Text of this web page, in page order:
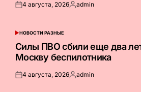
Опубликовано
4 августа, 2026Запись
admin
ОПУБЛИКОВАНО
НОВОСТИ РАЗНЫЕ
Силы ПВО сбили еще два
Москву беспилотника
Опубликовано
4 августа, 2026Запись
admin